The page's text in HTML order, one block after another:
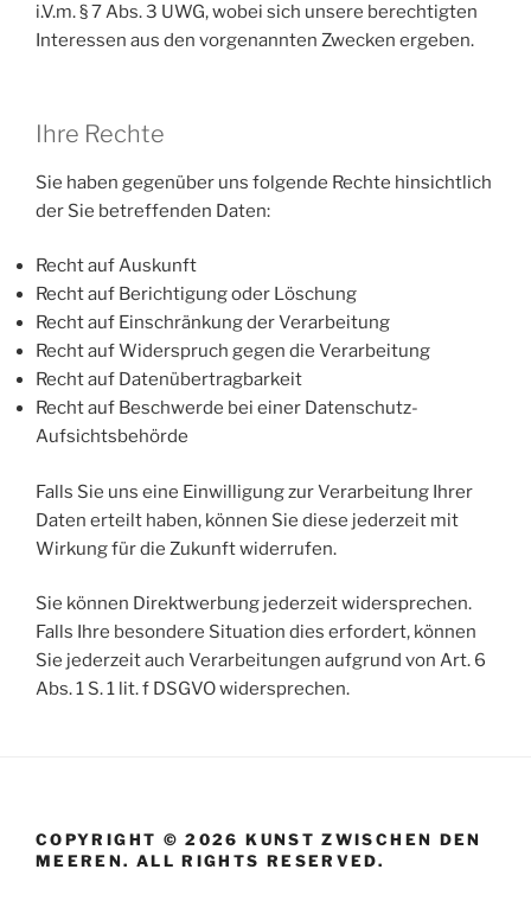
i.V.m. § 7 Abs. 3 UWG, wobei sich unsere berechtigten
Interessen aus den vorgenannten Zwecken ergeben.
Ihre Rechte
Sie haben gegenüber uns folgende Rechte hinsichtlich
der Sie betreffenden Daten:
Recht auf Auskunft
Recht auf Berichtigung oder Löschung
Recht auf Einschränkung der Verarbeitung
Recht auf Widerspruch gegen die Verarbeitung
Recht auf Datenübertragbarkeit
Recht auf Beschwerde bei einer Datenschutz-
Aufsichtsbehörde
Falls Sie uns eine Einwilligung zur Verarbeitung Ihrer
Daten erteilt haben, können Sie diese jederzeit mit
Wirkung für die Zukunft widerrufen.
Sie können Direktwerbung jederzeit widersprechen.
Falls Ihre besondere Situation dies erfordert, können
Sie jederzeit auch Verarbeitungen aufgrund von Art. 6
Abs. 1 S. 1 lit. f DSGVO widersprechen.
COPYRIGHT © 2026 KUNST ZWISCHEN DEN
MEEREN. ALL RIGHTS RESERVED.